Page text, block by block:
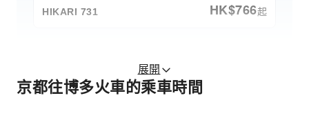
HIKARI 731 HK$766起
展開
京都往博多火車的乘車時間